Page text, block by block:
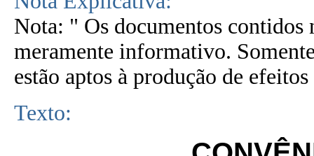
Nota: " Os documentos contidos
meramente informativo.
estão aptos à produção de
Texto: